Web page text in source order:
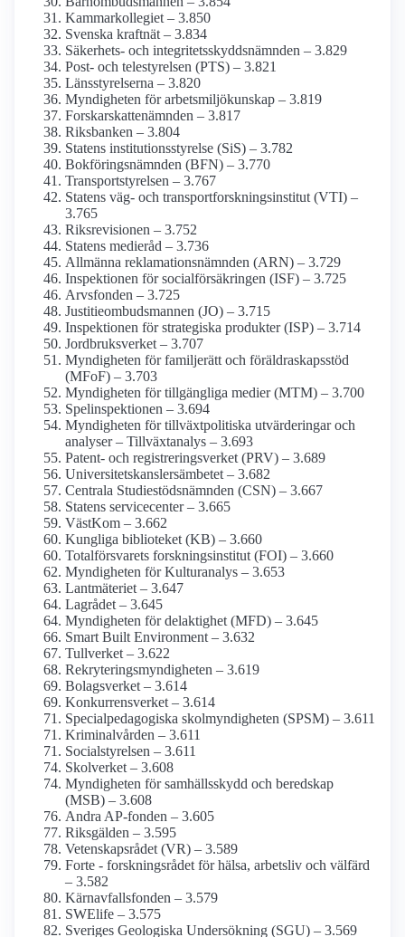
Kammar­kollegiet – 3.850
Svenska kraftnät – 3.834
Säkerhets- och integritets­skydds­nämnden – 3.829
Post- och tele­styrelsen (PTS) – 3.821
Länsstyrelserna – 3.820
Myndigheten för arbetsmiljö­kunskap – 3.819
Forskarskatte­nämnden – 3.817
Riksbanken – 3.804
Statens institutions­styrelse (SiS) – 3.782
Bokförings­nämnden (BFN) – 3.770
Transport­styrelsen – 3.767
Statens väg- och transport­forsknings­institut (VTI) –
3.765
Riksrevisionen – 3.752
Statens medieråd – 3.736
Allmänna reklamations­nämnden (ARN) – 3.729
Inspektionen för social­försäkringen (ISF) – 3.725
Arvsfonden – 3.725
Justitie­ombudsmannen (JO) – 3.715
Inspektionen för strategiska produkter (ISP) – 3.714
Jordbruks­verket – 3.707
Myndigheten för familjerätt och föräldraskaps­stöd
(MFoF) – 3.703
Myndigheten för tillgängliga medier (MTM) – 3.700
Spel­inspektionen – 3.694
Myndigheten för tillväxt­politiska utvärderingar och
analyser – Tillväxtanalys – 3.693
Patent- och registrerings­verket (PRV) – 3.689
Universitetskanslers­ämbetet – 3.682
Centrala Studiestöds­nämnden (CSN) – 3.667
Statens servicecenter – 3.665
VästKom – 3.662
Kungliga biblioteket (KB) – 3.660
Total­försvarets forsknings­institut (FOI) – 3.660
Myndigheten för Kulturanalys – 3.653
Lantmäteriet – 3.647
Lagrådet – 3.645
Myndigheten för delaktighet (MFD) – 3.645
Smart Built Environment – 3.632
Tullverket – 3.622
Rekrytering­smyndigheten – 3.619
Bolagsverket – 3.614
Konkurrens­verket – 3.614
Special­pedagogiska skol­myndigheten (SPSM) – 3.611
Kriminal­vården – 3.611
Socialstyrelsen – 3.611
Skolverket – 3.608
Myndigheten för samhälls­skydd och beredskap
(MSB) – 3.608
Andra AP-fonden – 3.605
Riksgälden – 3.595
Vetenskaps­rådet (VR) – 3.589
Forte - forskningsrådet för hälsa, arbetsliv och välfärd
– 3.582
Kärnavfalls­fonden – 3.579
SWElife – 3.575
Sveriges Geologiska Undersökning (SGU) – 3.569